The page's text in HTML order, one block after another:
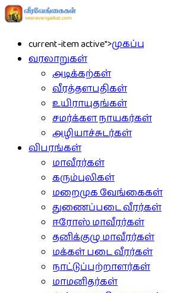
current-item active">முகப்பு
வரலாறுகள்
அடிக்கற்கள்
வீரத்தளபதிகள்
உயிராயுதங்கள்
சமர்க்கள நாயகர்கள்
அழியாச்சுடர்கள்
விபரங்கள்
மாவீரர்கள்
கரும்புலிகள்
மறைமுக வேங்கைகள்
துணைப்படை வீரர்கள்
ஈரோஸ் மாவீரர்கள்
தனிக்குழு மாவீரர்கள்
மக்கள் படை வீரர்கள்
நாட்டுப்பற்றாளர்கள்
மாமனிதர்கள்